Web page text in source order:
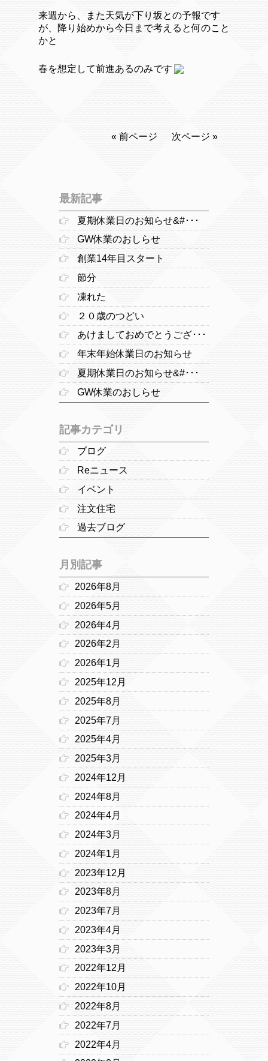
来週から、また天気が下り坂との予報です
が、降り始めから今日まで考えると何のこと
かと
春を想定して前進あるのみです
« 前ページ 次ページ »
最新記事
夏期休業日のお知らせ&#･･･
GW休業のおしらせ
創業14年目スタート
節分
凍れた
２０歳のつどい
あけましておめでとうござ･･･
年末年始休業日のお知らせ
夏期休業日のお知らせ&#･･･
GW休業のおしらせ
記事カテゴリ
ブログ
Reニュース
イベント
注文住宅
過去ブログ
月別記事
2026年8月
2026年5月
2026年4月
2026年2月
2026年1月
2025年12月
2025年8月
2025年7月
2025年4月
2025年3月
2024年12月
2024年8月
2024年4月
2024年3月
2024年1月
2023年12月
2023年8月
2023年7月
2023年4月
2023年3月
2022年12月
2022年10月
2022年8月
2022年7月
2022年4月